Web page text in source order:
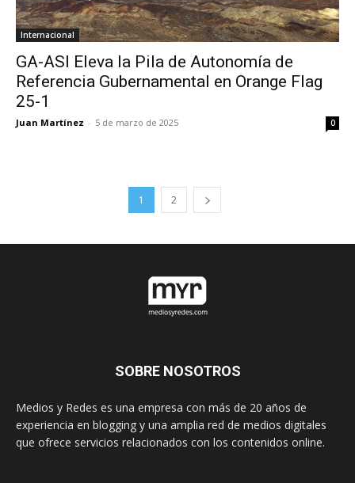
Internacional
GA-ASI Eleva la Pila de Autonomía de
Referencia Gubernamental en Orange Flag
25-1
Juan Martínez - 5 de marzo de 2025 0
1 2
SOBRE NOSOTROS
Medios y Redes es una empresa con más de 20 años de
experiencia en blogging y una amplia red de medios digitales
que ofrece servicios relacionados con los contenidos online.